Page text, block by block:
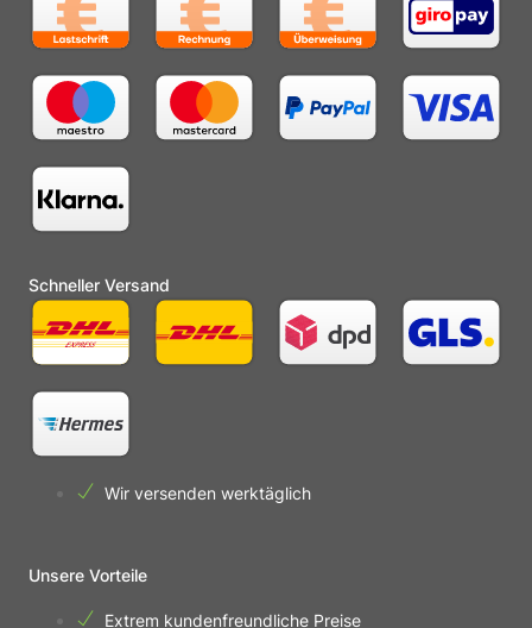
Schneller Versand
Wir versenden werktäglich
Unsere Vorteile
Extrem kundenfreundliche Preise